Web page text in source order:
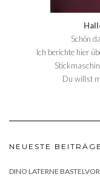
Schön
Ich berichte hier
Du willst
NEUESTE BEITRÄGE
DINO LATERNE